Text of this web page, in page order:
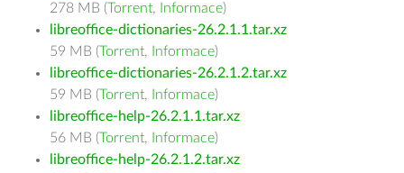
278 MB (Torrent, Informace)
libreoffice-dictionaries-26.2.1.1.tar.xz
59 MB (Torrent, Informace)
libreoffice-dictionaries-26.2.1.2.tar.xz
59 MB (Torrent, Informace)
libreoffice-help-26.2.1.1.tar.xz
56 MB (Torrent, Informace)
libreoffice-help-26.2.1.2.tar.xz